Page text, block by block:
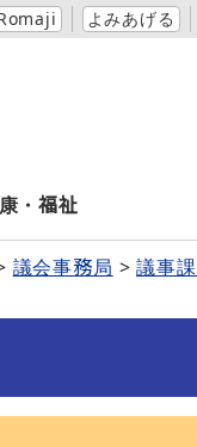
よみあげる
・福祉
議会事務局 議事課